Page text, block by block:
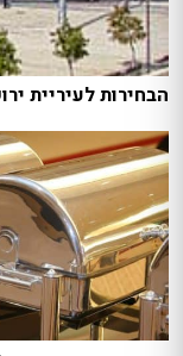
הבחירות לעיריית